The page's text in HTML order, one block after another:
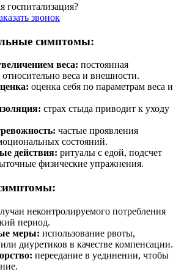
госпитализация?
звонок
симптомы:
веса: постоянная
относительно веса и внешности.
оценка себя по параметрам веса и
страх стыда приводит к уходу
частые проявления
состояний.
действия: ритуалы с едой, подсчет
физические упражнения.
неконтролируемого потребления
период.
меры: использование рвоты,
диуретиков в качестве компенсации.
переедание в уединении, чтобы